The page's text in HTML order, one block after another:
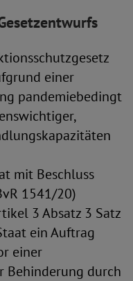
einer
pandemiebedingt
mit Beschluss
1541/20)
3 Absatz 3 Satz
ein Auftrag
einer
Behinderung durch